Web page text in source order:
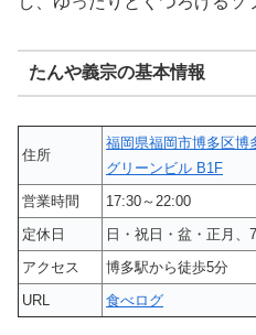
たんや義宗の基本情報
住所
福岡県福岡市博多区博
グリーンビル B1F
営業時間
17:30～22:00
定休日
日・祝日・盆・正月、
アクセス
博多駅から徒歩5分
URL
食べログ